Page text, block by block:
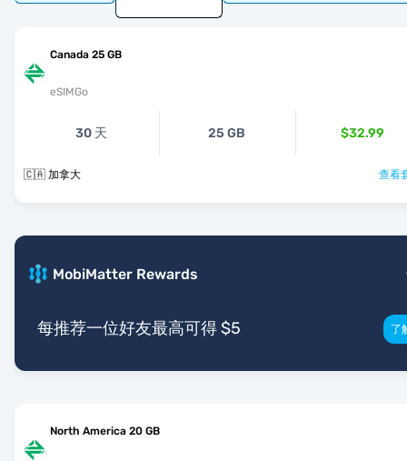
Canada 25 GB
eSIMGo
30 天 25 GB $32.99
🇨🇦 加拿大 查看
MobiMatter Rewards
每推荐一位好友最高可得 $5 了
North America 20 GB